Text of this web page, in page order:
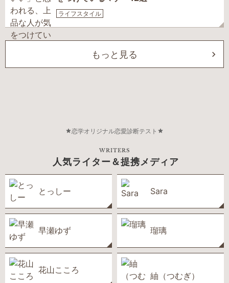
ライフスタイル
もっと見る
恋学オリジナル恋愛診断テスト
WRITERS
人気ライター＆提携メディア
とっしー Sara
早瀬ゆず 瑠璃
花山こころ
紬（つむぎ）